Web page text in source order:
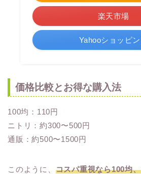
楽天市場
Yahooショッピ
価格比較とお得な購入法
100均：110円
ニトリ：約300〜500円
通販：約500〜1500円
このように、 コスパ重視なら100均